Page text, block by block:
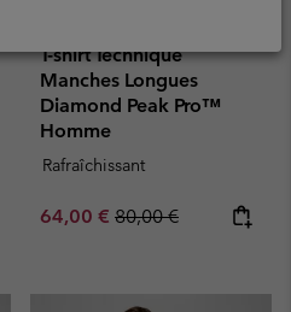
T-shirt Technique
Manches Longues
Diamond Peak Pro™
Homme
Rafraîchissant
Sale price:
64,00 € Regular price:
80,00 €